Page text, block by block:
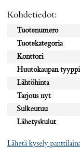
Kohdetiedot:
Tuotenumero
Tuotekategoria
Konttori
Huutokaupan tyyppi
Lähtöhinta
Tarjous nyt
Sulkeutuu
Lähetyskulut
Lähetä kysely